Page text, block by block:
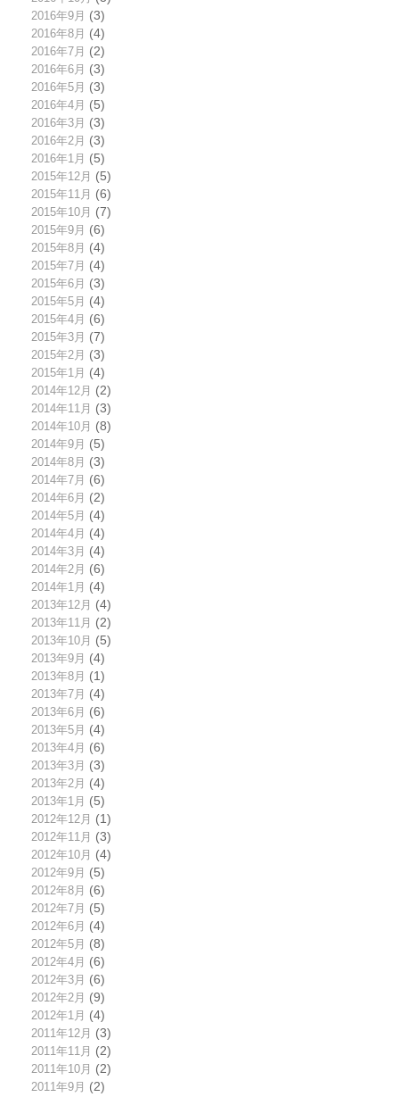
2016年9月 (3)
2016年8月 (4)
2016年7月 (2)
2016年6月 (3)
2016年5月 (3)
2016年4月 (5)
2016年3月 (3)
2016年2月 (3)
2016年1月 (5)
2015年12月 (5)
2015年11月 (6)
2015年10月 (7)
2015年9月 (6)
2015年8月 (4)
2015年7月 (4)
2015年6月 (3)
2015年5月 (4)
2015年4月 (6)
2015年3月 (7)
2015年2月 (3)
2015年1月 (4)
2014年12月 (2)
2014年11月 (3)
2014年10月 (8)
2014年9月 (5)
2014年8月 (3)
2014年7月 (6)
2014年6月 (2)
2014年5月 (4)
2014年4月 (4)
2014年3月 (4)
2014年2月 (6)
2014年1月 (4)
2013年12月 (4)
2013年11月 (2)
2013年10月 (5)
2013年9月 (4)
2013年8月 (1)
2013年7月 (4)
2013年6月 (6)
2013年5月 (4)
2013年4月 (6)
2013年3月 (3)
2013年2月 (4)
2013年1月 (5)
2012年12月 (1)
2012年11月 (3)
2012年10月 (4)
2012年9月 (5)
2012年8月 (6)
2012年7月 (5)
2012年6月 (4)
2012年5月 (8)
2012年4月 (6)
2012年3月 (6)
2012年2月 (9)
2012年1月 (4)
2011年12月 (3)
2011年11月 (2)
2011年10月 (2)
2011年9月 (2)